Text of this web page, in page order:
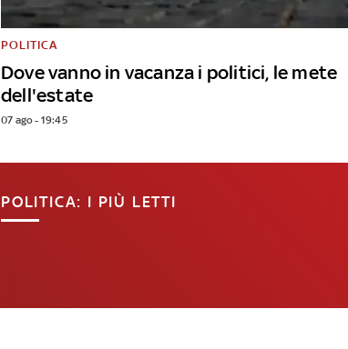
Dove vanno in vacanza i politici, le mete
dell'estate
POLITICA
07 ago - 19:45
POLITICA: I PIÙ LETTI